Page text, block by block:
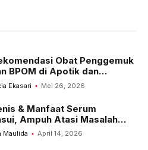
Obat Penggemuk
BPOM di Apotik dan
Ekasari Mei 26, 2026
& Manfaat Serum
Ampuh Atasi Masalah
Maulida April 14, 2026